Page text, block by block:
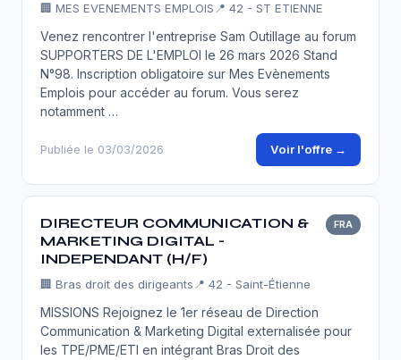
🏢 MES EVENEMENTS EMPLOIS 📍 42 - ST ETIENNE
Venez rencontrer l'entreprise Sam Outillage au forum
SUPPORTERS DE L'EMPLOI le 26 mars 2026 Stand
N°98. Inscription obligatoire sur Mes Evènements
Emplois pour accéder au forum. Vous serez
notamment …
Publiée le 03/03/2026 Voir l'offre →
DIRECTEUR COMMUNICATION &
MARKETING DIGITAL -
INDEPENDANT (H/F)
FRA
🏢 Bras droit des dirigeants 📍 42 - Saint-Étienne
MISSIONS Rejoignez le 1er réseau de Direction
Communication & Marketing Digital externalisée pour
les TPE/PME/ETI en intégrant Bras Droit des